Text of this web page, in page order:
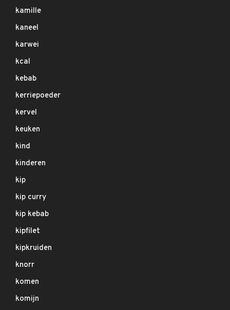
kamille
kaneel
karwei
kcal
kebab
kerriepoeder
kervel
keuken
kind
kinderen
kip
kip curry
kip kebab
kipfilet
kipkruiden
knorr
komen
komijn